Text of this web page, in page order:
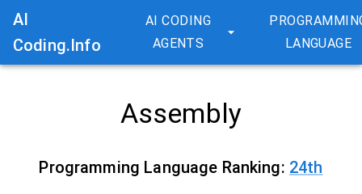
AI
Coding.Info
AI CODING
AGENTS
LANGUAGE
Assembly
Programming Language Ranking: 24th